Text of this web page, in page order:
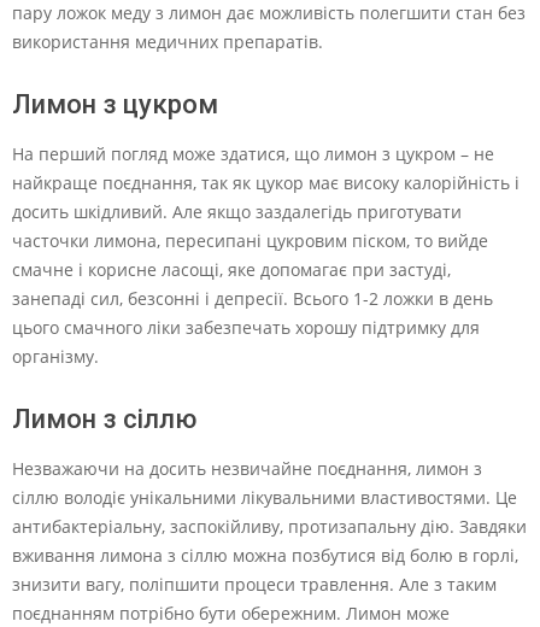
пару ложок меду з лимон дає можливість полегшити стан без
використання медичних препаратів.
Лимон з цукром
На перший погляд може здатися, що лимон з цукром – не
найкраще поєднання, так як цукор має високу калорійність і
досить шкідливий. Але якщо заздалегідь приготувати
часточки лимона, пересипані цукровим піском, то вийде
смачне і корисне ласощі, яке допомагає при застуді,
занепаді сил, безсонні і депресії. Всього 1-2 ложки в день
цього смачного ліки забезпечать хорошу підтримку для
організму.
Лимон з сіллю
Незважаючи на досить незвичайне поєднання, лимон з
сіллю володіє унікальними лікувальними властивостями. Це
антибактеріальну, заспокійливу, протизапальну дію. Завдяки
вживання лимона з сіллю можна позбутися від болю в горлі,
знизити вагу, поліпшити процеси травлення. Але з таким
поєднанням потрібно бути обережним. Лимон може